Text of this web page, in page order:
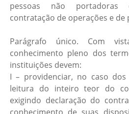
pessoas não portadoras
contratação de operações e de
Parágrafo único. Com
conhecimento pleno dos
instituições devem:
I – providenciar, no caso dos
leitura do inteiro teor do
exigindo declaração do